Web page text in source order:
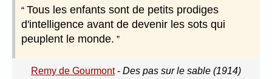
Tous les enfants sont de petits prodiges
d'intelligence avant de devenir les sots qui
peuplent le monde.
Remy de Gourmont- Des pas sur le sable (1914)